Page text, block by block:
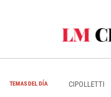
TEMAS DEL DÍA CIPOLLETTI